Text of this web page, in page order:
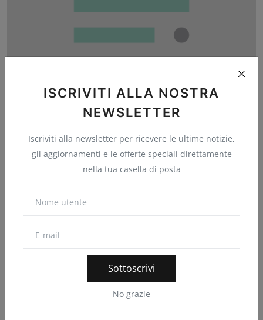
ISCRIVITI ALLA NOSTRA
NEWSLETTER
Iscriviti alla newsletter per ricevere le ultime notizie,
gli aggiornamenti e le offerte speciali direttamente
nella tua casella di posta
Sottoscrivi
No grazie
Tim Sweeney di Epic Games non approva l'obbligo di